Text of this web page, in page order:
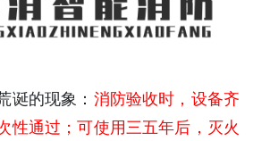
诞的现象： 消防验收时，设备齐
性通过；可使用三五年后，灭火